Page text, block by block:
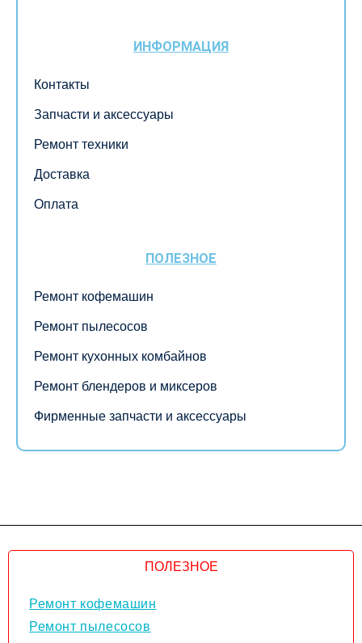
ИНФОРМАЦИЯ
Контакты
Запчасти и аксессуары
Ремонт техники
Доставка
Оплата
ПОЛЕЗНОЕ
Ремонт кофемашин
Ремонт пылесосов
Ремонт кухонных комбайнов
Ремонт блендеров и миксеров
Фирменные запчасти и аксессуары
ПОЛЕЗНОЕ
Ремонт кофемашин
Ремонт пылесосов